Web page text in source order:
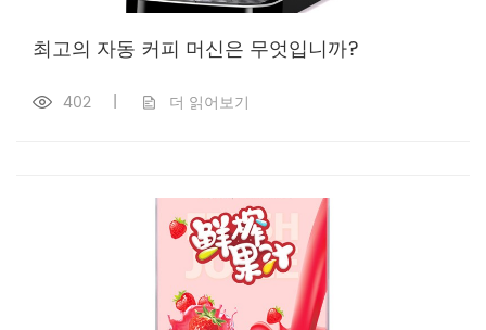
최고의 자동 커피 머신은 무엇입니까?
402 | 더 읽어보기